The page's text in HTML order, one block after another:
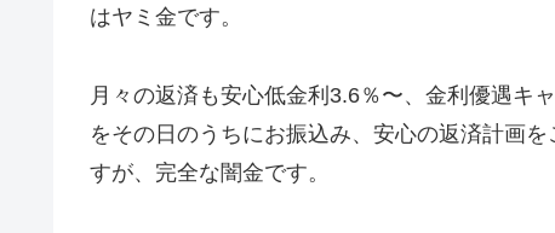
はヤミ金です。
月々の返済も安心低金利3.6％〜、金利優遇キ
をその日のうちにお振込み、安心の返済計画
すが、完全な闇金です。